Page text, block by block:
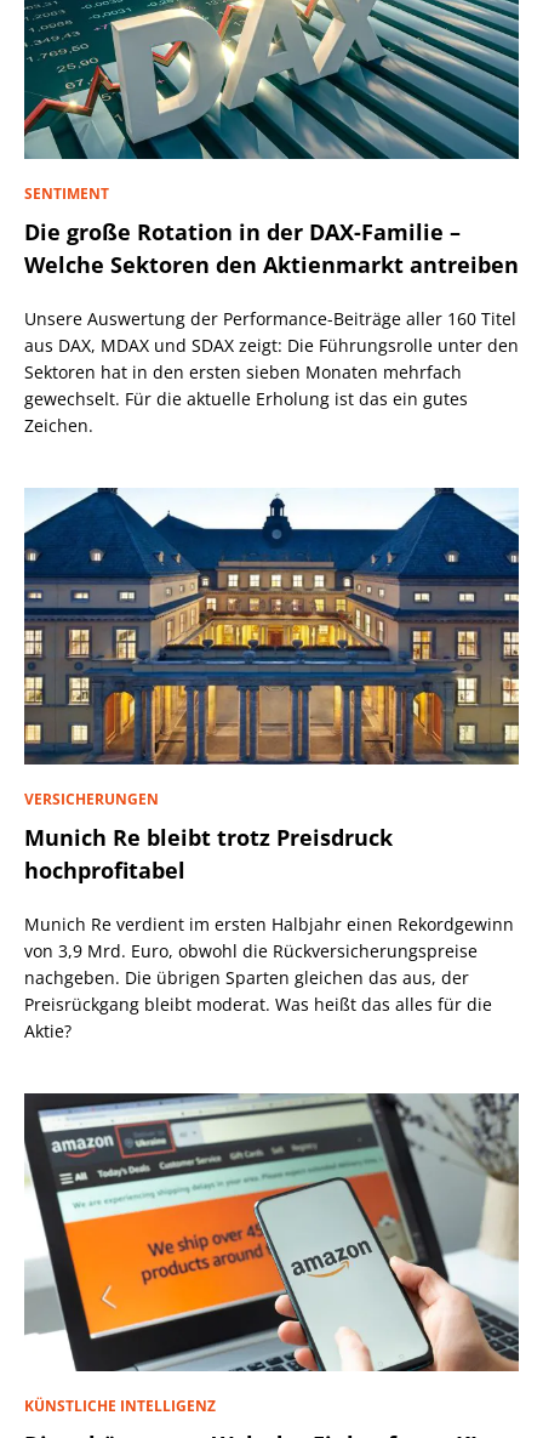
SENTIMENT
Die große Rotation in der DAX-Familie –
Welche Sektoren den Aktienmarkt antreiben
Unsere Auswertung der Performance-Beiträge aller 160 Titel
aus DAX, MDAX und SDAX zeigt: Die Führungsrolle unter den
Sektoren hat in den ersten sieben Monaten mehrfach
gewechselt. Für die aktuelle Erholung ist das ein gutes
Zeichen.
VERSICHERUNGEN
Munich Re bleibt trotz Preisdruck
hochprofitabel
Munich Re verdient im ersten Halbjahr einen Rekordgewinn
von 3,9 Mrd. Euro, obwohl die Rückversicherungspreise
nachgeben. Die übrigen Sparten gleichen das aus, der
Preisrückgang bleibt moderat. Was heißt das alles für die
Aktie?
KÜNSTLICHE INTELLIGENZ